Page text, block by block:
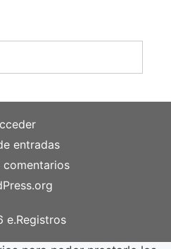
entradas
comentarios
e.Registros